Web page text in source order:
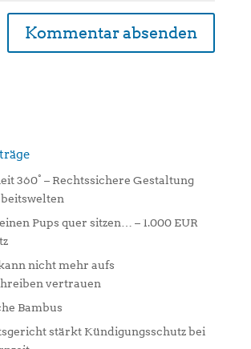
360° – Rechtssichere Gestaltung
Pups quer sitzen… – 1.000 EUR
nicht mehr aufs
vertrauen
Bambus
stärkt Kündigungsschutz bei